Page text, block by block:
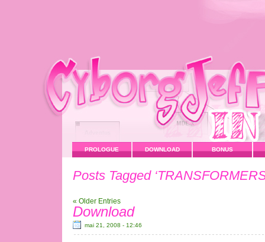
PROLOGUE DOWNLOAD BONUS
Posts Tagged
« Older Entries
Download
mai 21, 2008 - 12:46